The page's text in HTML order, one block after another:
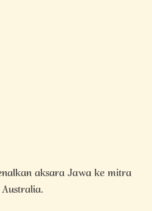
aksara Jawa ke mitra